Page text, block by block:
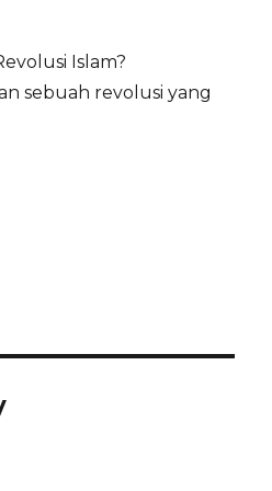
Islam?
sebuah revolusi yang